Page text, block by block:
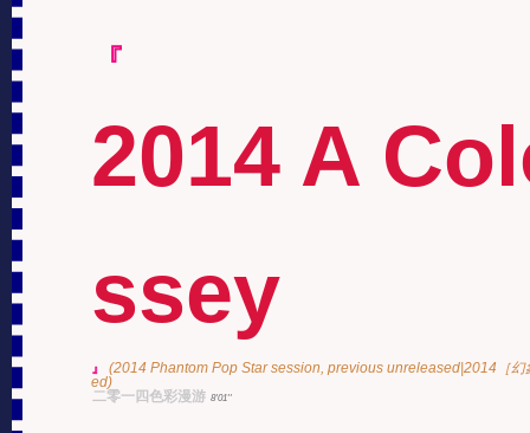
『
2014 A
ssey
』
(2014 Phantom Pop Star session, previous unreleased|2014［
ed)
二零一四色彩漫游 8'01''